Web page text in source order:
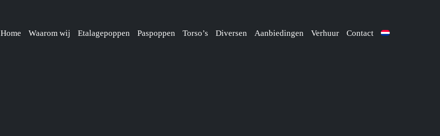
Home Waarom wij Etalagepoppen Paspoppen Torso’s Diversen Aanbiedingen Verhuur Contact